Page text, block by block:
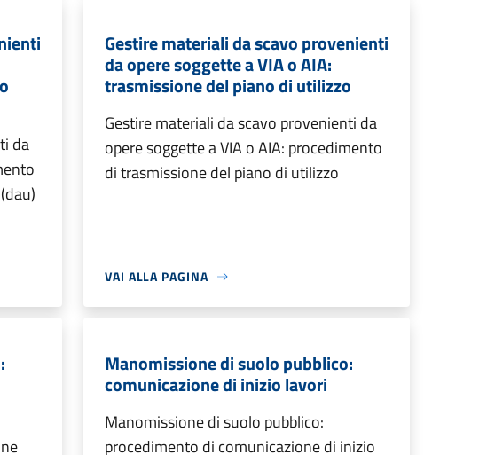
da
Gestire materiali da scavo provenienti
da opere soggette a VIA o AIA:
trasmissione del piano di utilizzo
Gestire materiali da scavo provenienti da
opere soggette a VIA o AIA: procedimento
di trasmissione del piano di utilizzo
VAI ALLA PAGINA
Manomissione di suolo pubblico:
comunicazione di inizio lavori
Manomissione di suolo pubblico:
procedimento di comunicazione di inizio